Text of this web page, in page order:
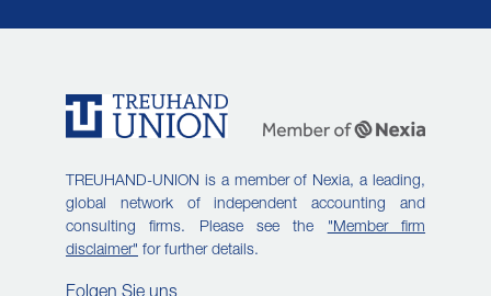
TREUHAND-UNION is a member of Nexia, a leading,
global network of independent accounting and
consulting firms. Please see the "Member firm
disclaimer" for further details.